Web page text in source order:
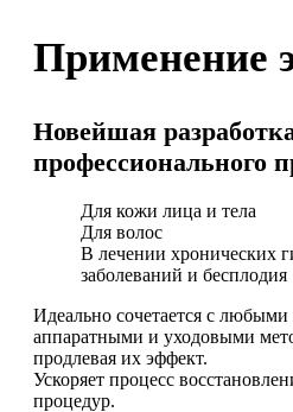
Применение
Новейшая
профессионального
Для кожи лица и тела
Для волос
В лечении хронических
заболеваний и бесплодия
Идеально сочетается с
аппаратными и уходовыми
продлевая их эффект.
Ускоряет процесс
процедур.